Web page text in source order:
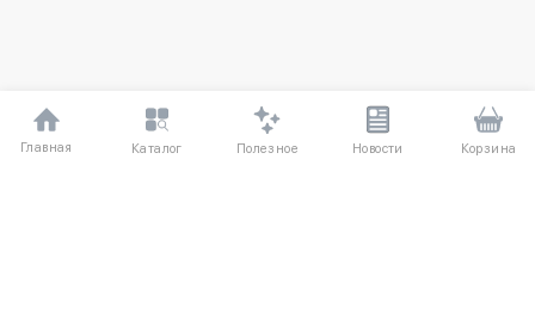
Главная Каталог Полезное Новости Корзина